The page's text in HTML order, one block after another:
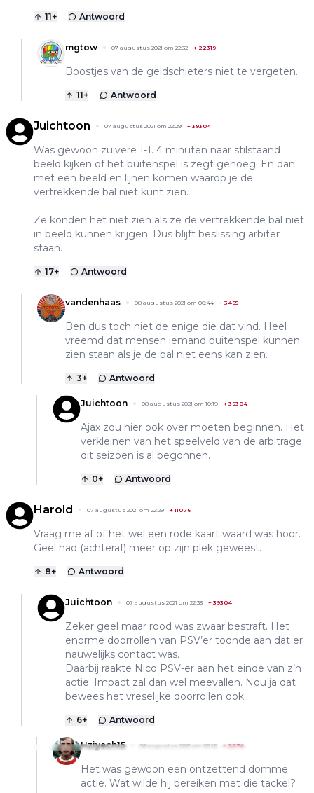
11+ Antwoord
mgtow 07 augustus 2021 om 22:32 + 22319
Boostjes van de geldschieters niet te vergeten.
11+ Antwoord
Juichtoon 07 augustus 2021 om 22:29 + 39304
Was gewoon zuivere 1-1. 4 minuten naar stilstaand
beeld kijken of het buitenspel is zegt genoeg. En dan
met een beeld en lijnen komen waarop je de
vertrekkende bal niet kunt zien.
Ze konden het niet zien als ze de vertrekkende bal niet
in beeld kunnen krijgen. Dus blijft beslissing arbiter
staan.
17+ Antwoord
vandenhaas 08 augustus 2021 om 00:44 + 3465
Ben dus toch niet de enige die dat vind. Heel
vreemd dat mensen iemand buitenspel kunnen
zien staan als je de bal niet eens kan zien.
3+ Antwoord
Juichtoon 08 augustus 2021 om 10:19 + 39304
Ajax zou hier ook over moeten beginnen. Het
verkleinen van het speelveld van de arbitrage
dit seizoen is al begonnen.
0+ Antwoord
Harold 07 augustus 2021 om 22:29 +11076
Vraag me af of het wel een rode kaart waard was hoor.
Geel had (achteraf) meer op zijn plek geweest.
8+ Antwoord
Juichtoon 07 augustus 2021 om 22:33 + 39304
Zeker geel maar rood was zwaar bestraft. Het
enorme doorrollen van PSV’er toonde aan dat er
nauwelijks contact was.
Daarbij raakte Nico PSV-er aan het einde van z’n
actie. Impact zal dan wel meevallen. Nou ja dat
bewees het vreselijke doorrollen ook.
6+ Antwoord
Hziyech15 08 augustus 2021 om 00:16 +2274
Het was gewoon een ontzettend domme
actie. Wat wilde hij bereiken met die tackel?